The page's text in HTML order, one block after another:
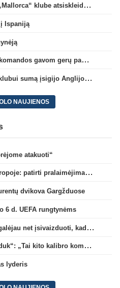
Prie „Club Brugge“ prisijungs „Mallorca“ klube atsiskleidęs J. Virgili
Ispaniją
A. Tapinas: „Iš europinio lygio komandos gavom gerų pamokų“
Oficialu: „Leeds“ už rekordinę klubui sumą įsigijo Anglijos rinktinės vartininką
NAUJIENOS
atakuoti“
Lietuvos klubų pasirodymai Europoje: patirti pralaimėjimai Kroatijos atstovams
dvikova Gargžduose
6 d. UEFA rungtynėms
M. Capanas: „Prieš pusmetį negalėjau net įsivaizduoti, kad žaisime prieš „Hajduk“
A. Skerla prieš dvikovą su „Hajduk“: „Tai kito kalibro komanda“
lyderis